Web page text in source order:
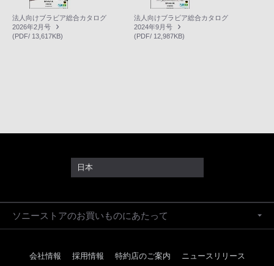
法人向けブラビア総合カタログ
2026年2月号
(PDF/ 13,617KB)
法人向けブラビア総合カタログ
2024年9月号
(PDF/ 12,987KB)
日本
ソニーストアのお買いものにあたって
会社情報 採用情報 特約店のご案内 ニュースリリース